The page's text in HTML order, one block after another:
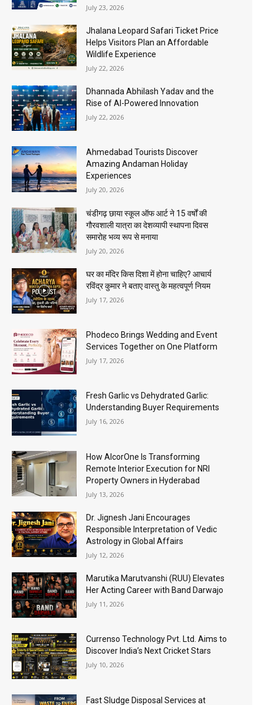
July 23, 2026
Jhalana Leopard Safari Ticket Price
Helps Visitors Plan an Affordable
Wildlife Experience
July 22, 2026
Dhannada Abhilash Yadav and the
Rise of AI-Powered Innovation
July 22, 2026
Ahmedabad Tourists Discover
Amazing Andaman Holiday
Experiences
July 20, 2026
चंडीगढ़ छाया स्कूल ऑफ आर्ट ने 15 वर्षों की
गौरवशाली यात्रा का देशव्यापी स्थापना दिवस
समारोह भव्य रूप से मनाया
July 20, 2026
घर का मंदिर किस दिशा में होना चाहिए? आचार्य
रविंद्र कुमार ने बताए वास्तु के महत्वपूर्ण नियम
July 17, 2026
Phodeco Brings Wedding and Event
Services Together on One Platform
July 17, 2026
Fresh Garlic vs Dehydrated Garlic:
Understanding Buyer Requirements
July 16, 2026
How AlcorOne Is Transforming
Remote Interior Execution for NRI
Property Owners in Hyderabad
July 13, 2026
Dr. Jignesh Jani Encourages
Responsible Interpretation of Vedic
Astrology in Global Affairs
July 12, 2026
Marutika Marutvanshi (RUU) Elevates
Her Acting Career with Band Darwajo
July 11, 2026
Currenso Technology Pvt. Ltd. Aims to
Discover India’s Next Cricket Stars
July 10, 2026
Fast Sludge Disposal Services at